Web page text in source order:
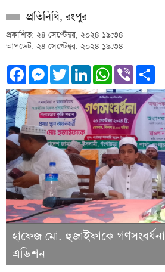
প্রতিনিধি, রংপুর
প্রকাশিত: ২৪ সেপ্টেম্বর, ২০২৪ ১৯:৩৪
আপডেট: ২৪ সেপ্টেম্বর, ২০২৪ ১৯:৩৪
Facebook
Messenger
TwitterLinkedInWhatsApp
Viber
হাফেজ মো. হুজাইফাকে
এডিশন